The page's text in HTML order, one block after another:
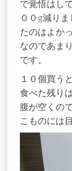
で覚悟はし
００g減り
たのはよか
なのであま
です。
１０個買う
食べた残り
腹が空くの
こものには